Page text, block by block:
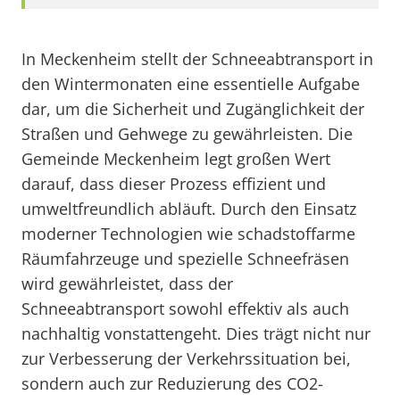
In Meckenheim stellt der Schneeabtransport in
den Wintermonaten eine essentielle Aufgabe
dar, um die Sicherheit und Zugänglichkeit der
Straßen und Gehwege zu gewährleisten. Die
Gemeinde Meckenheim legt großen Wert
darauf, dass dieser Prozess effizient und
umweltfreundlich abläuft. Durch den Einsatz
moderner Technologien wie schadstoffarme
Räumfahrzeuge und spezielle Schneefräsen
wird gewährleistet, dass der
Schneeabtransport sowohl effektiv als auch
nachhaltig vonstattengeht. Dies trägt nicht nur
zur Verbesserung der Verkehrssituation bei,
sondern auch zur Reduzierung des CO2-